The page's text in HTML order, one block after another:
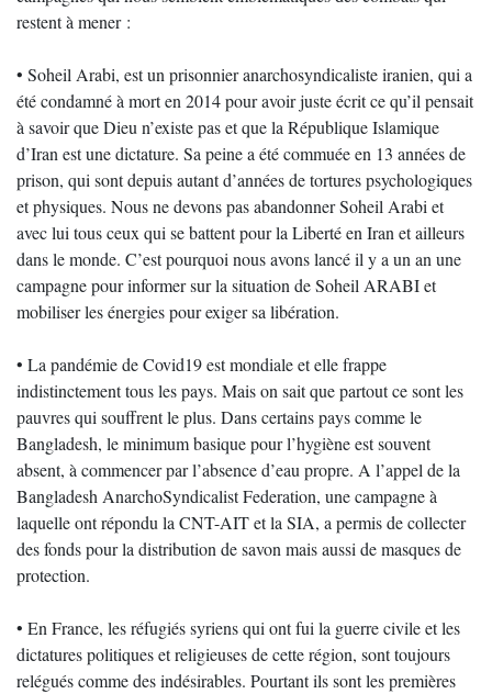
restent à mener :
• Soheil Arabi, est un prisonnier anarchosyndicaliste iranien, qui a
été condamné à mort en 2014 pour avoir juste écrit ce qu’il pensait
à savoir que Dieu n’existe pas et que la République Islamique
d’Iran est une dictature. Sa peine a été commuée en 13 années de
prison, qui sont depuis autant d’années de tortures psychologiques
et physiques. Nous ne devons pas abandonner Soheil Arabi et
avec lui tous ceux qui se battent pour la Liberté en Iran et ailleurs
dans le monde. C’est pourquoi nous avons lancé il y a un an une
campagne pour informer sur la situation de Soheil ARABI et
mobiliser les énergies pour exiger sa libération.
• La pandémie de Covid19 est mondiale et elle frappe
indistinctement tous les pays. Mais on sait que partout ce sont les
pauvres qui souffrent le plus. Dans certains pays comme le
Bangladesh, le minimum basique pour l’hygiène est souvent
absent, à commencer par l’absence d’eau propre. A l’appel de la
Bangladesh AnarchoSyndicalist Federation, une campagne à
laquelle ont répondu la CNT-AIT et la SIA, a permis de collecter
des fonds pour la distribution de savon mais aussi de masques de
protection.
• En France, les réfugiés syriens qui ont fui la guerre civile et les
dictatures politiques et religieuses de cette région, sont toujours
relégués comme des indésirables. Pourtant ils sont les premières